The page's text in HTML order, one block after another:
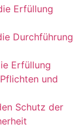
Erfüllung
Durchführung
Erfüllung
und
Schutz der